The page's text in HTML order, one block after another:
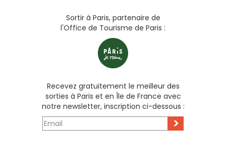
Sortir à Paris, partenaire de
l'Office de Tourisme de Paris :
Recevez gratuitement le meilleur des
sorties à Paris et en Île de France avec
notre newsletter, inscription ci-dessous :
>